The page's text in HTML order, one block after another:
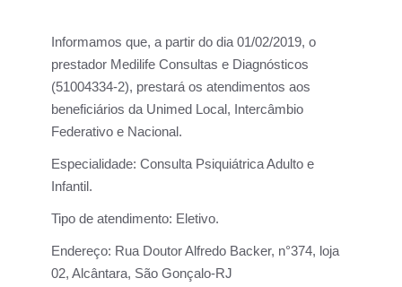
Informamos que, a partir do dia 01/02/2019, o
prestador Medilife Consultas e Diagnósticos
(51004334-2), prestará os atendimentos aos
beneficiários da Unimed Local, Intercâmbio
Federativo e Nacional.
Especialidade: Consulta Psiquiátrica Adulto e
Infantil.
Tipo de atendimento: Eletivo.
Endereço: Rua Doutor Alfredo Backer, n°374, loja
02, Alcântara, São Gonçalo-RJ